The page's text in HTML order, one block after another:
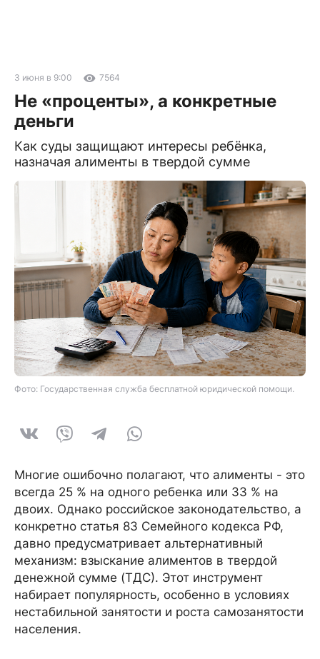
3 июня в 9:00 7564
Не «проценты», а конкретные
деньги
Как суды защищают интересы ребёнка,
назначая алименты в твердой сумме
Фото: Государственная служба бесплатной юридической помощи.
Многие ошибочно полагают, что алименты - это
всегда 25 % на одного ребенка или 33 % на
двоих. Однако российское законодательство, а
конкретно статья 83 Семейного кодекса РФ,
давно предусматривает альтернативный
механизм: взыскание алиментов в твердой
денежной сумме (ТДС). Этот инструмент
набирает популярность, особенно в условиях
нестабильной занятости и роста самозанятости
населения.